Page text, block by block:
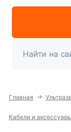
Главная →
Кабели и аксессуары